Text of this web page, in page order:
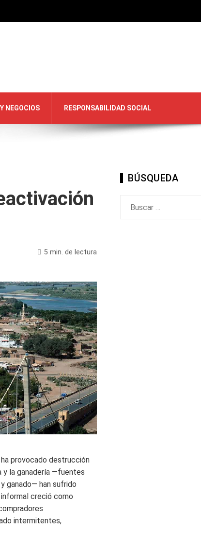
NEGOCIOS RESPONSABILIDAD SOCIAL
5 min. de lectura
provocado destrucción
y la ganadería —fuentes
ganado— han sufrido
creció como
intermitentes,
BÚSQUEDA